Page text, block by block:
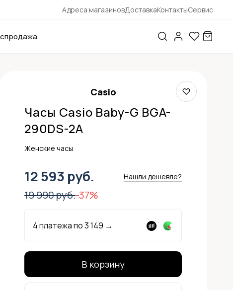
Адреса магазиновДоставкаКонтактыСервис
Casio
Часы Casio Baby-G BGA-
290DS-2A
Женские часы
12 593 руб. Нашли дешевле?
19 990 руб.-37%
4 платежа по3 149 →
В корзину